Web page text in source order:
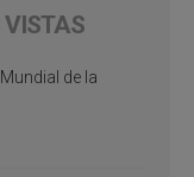
VISTAS
de la